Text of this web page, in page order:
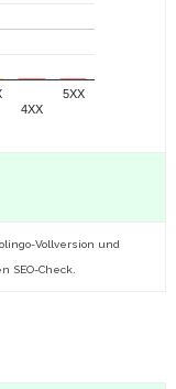
4XX
5XX
Vollversion und
SEO-Check.